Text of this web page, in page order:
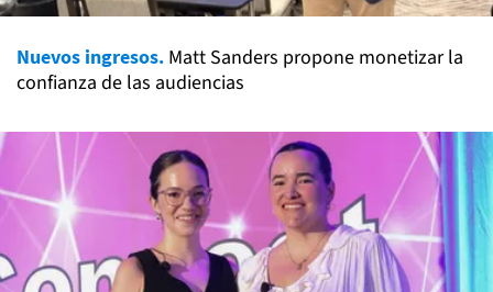
Nuevos ingresos. Matt Sanders propone monetizar la
confianza de las audiencias